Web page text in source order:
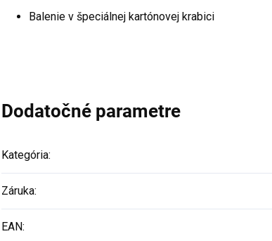
Balenie v špeciálnej kartónovej krabici
Dodatočné parametre
Kategória:
Záruka:
EAN: